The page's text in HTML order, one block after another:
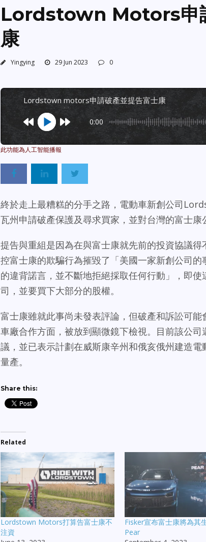
Lordstown Motors申
康
Yingying 29 Jun 2023 0
lordstown motors申請破產並提告富士康
0:00
終於走上最糟糕的分手之路，電動車新創公司
瓦州申請破產保護及尋求買家，並對台灣的富士康
提告與重組是因為在與富士康就先前的投資協議
控富士康的欺騙行為摧毀了「美國一家新創公司
的違背諾言，並不斷地拒絕採取任何行動」，即
司，並要買下大部分的股權。
富士康雖就此事尚未發表評論，但破產和訴訟可
車廠合作方面，被放到顯微鏡下檢視。目前該公
議，並已表示計劃在威斯康辛州和俄亥俄州建造
量產。
Share this:
Related
Lordstown Motors打算告富士康不
注資
Fisker宣布富士康將為其
Pear